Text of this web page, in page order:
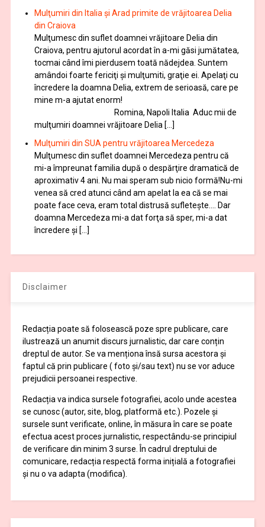
Mulţumiri din Italia și Arad primite de vrăjitoarea Delia
din Craiova
Mulţumesc din suflet doamnei vrăjitoare Delia din
Craiova, pentru ajutorul acordat în a-mi găsi jumătatea,
tocmai când îmi pierdusem toată nădejdea. Suntem
amândoi foarte fericiţi şi mulţumiti, graţie ei. Apelaţi cu
încredere la doamna Delia, extrem de serioasă, care pe
mine m-a ajutat enorm!
Romina, Napoli Italia Aduc mii de
mulţumiri doamnei vrăjitoare Delia […]
Mulţumiri din SUA pentru vrăjitoarea Mercedeza
Mulţumesc din suflet doamnei Mercedeza pentru că
mi-a împreunat familia după o despărţire dramatică de
aproximativ 4 ani. Nu mai speram sub nicio formă!Nu-mi
venea să cred atunci când am apelat la ea că se mai
poate face ceva, eram total distrusă sufleteşte…. Dar
doamna Mercedeza mi-a dat forţa să sper, mi-a dat
încredere şi […]
Disclaimer
Redacția poate să folosească poze spre publicare, care
ilustrează un anumit discurs jurnalistic, dar care conțin
dreptul de autor. Se va menționa însă sursa acestora și
faptul că prin publicare ( foto și/sau text) nu se vor aduce
prejudicii persoanei respective.
Redacția va indica sursele fotografiei, acolo unde acestea
se cunosc (autor, site, blog, platformă etc.). Pozele și
sursele sunt verificate, online, în măsura în care se poate
efectua acest proces jurnalistic, respectându-se principiul
de verificare din minim 3 surse. În cadrul dreptului de
comunicare, redacția respectă forma inițială a fotografiei
și nu o va adapta (modifica).